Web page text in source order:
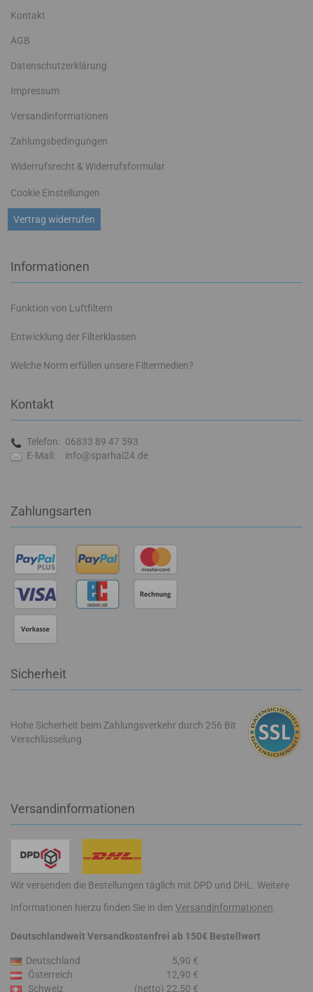
Kontakt
AGB
Datenschutzerklärung
Impressum
Versandinformationen
Zahlungsbedingungen
Widerrufsrecht & Widerrufsformular
Vertrag widerrufen
Cookie Einstellungen
Informationen
Funktion von Luftfiltern
Entwicklung der Filterklassen
Welche Norm erfüllen unsere Filtermedien?
Kontakt
Telefon: 06833 89 47 593
E-Mail:
info@sparhai24.de
Zahlungsarten
Sicherheit
Hohe Sicherheit beim Zahlungsverkehr durch 256 Bit
Verschlüsselung
Versandinformationen
Wir versenden die Bestellungen täglich mit DPD und DHL. Weitere
Informationen hierzu finden Sie in den Versandinformationen.
Deutschlandweit Versandkostenfrei ab 150€ Bestellwert
Deutschland
5,90 €
Österreich
12,90 €
Schweiz
(netto) 22,50 €